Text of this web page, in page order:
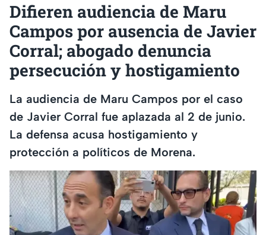
Difieren audiencia de Maru
Campos por ausencia de Javier
Corral; abogado denuncia
persecución y hostigamiento
La audiencia de Maru Campos por el caso
de Javier Corral fue aplazada al 2 de junio.
La defensa acusa hostigamiento y
protección a políticos de Morena.